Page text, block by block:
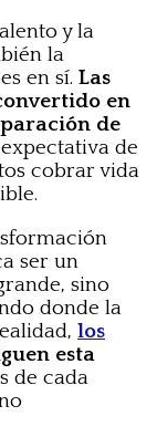
y la
la
en sí. Las
en
de
de
cobrar vida
ser un
sino
donde la
los
esta
de cada